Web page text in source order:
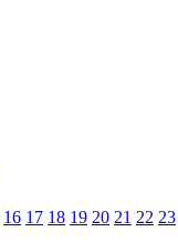
16 17 18 19 20 21 22 23